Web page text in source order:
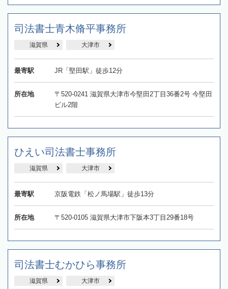
司法書士青木脩平事務所
滋賀県 大津市
最寄駅 JR「堅田駅」徒歩12分
所在地
〒520-0241 滋賀県大津市今堅田2丁目36番2号 今堅田
ビル2階​
ひえい司法書士事務所
滋賀県 大津市
最寄駅 京阪電鉄「松ノ馬場駅」徒歩13分
所在地 〒520-0105 滋賀県大津市下阪本3丁目29番18号
司法書士むかひら事務所
滋賀県 大津市